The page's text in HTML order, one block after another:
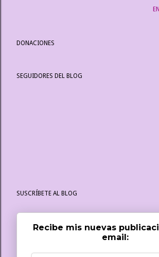
DONACIONES
SEGUIDORES DEL BLOG
SUSCRÍBETE AL BLOG
Recibe mis nuevas
email: